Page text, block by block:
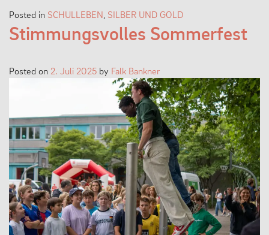
Posted in SCHULLEBEN, SILBER UND GOLD
Stimmungsvolles Sommerfest
Posted on 2. Juli 2025 by Falk Bankner